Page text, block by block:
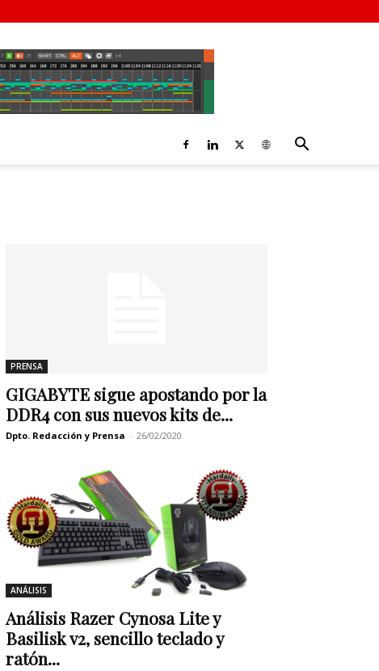
PRENSA
GIGABYTE sigue apostando por la
DDR4 con sus nuevos kits de...
Dpto. Redacción y Prensa - 26/02/2020
ANÁLISIS
Análisis Razer Cynosa Lite y
Basilisk v2, sencillo teclado y
ratón...